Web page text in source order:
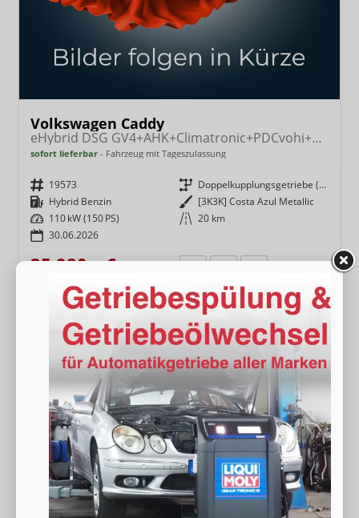
Volkswagen Caddy
eHybrid DSG GV4+AHK+Climatronic+PDCvohi+Cam+Regensens.+AppConnect
sofort lieferbar Fahrzeug mit Tageszulassung
Fahrzeugnr. 19573 Getriebe
Doppelkupplungsgetriebe (DSG)
Kraftstoff Hybrid Benzin Außenfarbe [3K3K] Costa Azul Metallic
Leistung 110 kW (150 PS) Kilometerstand 20 km
30.06.2026
35.980,– € Fahrzeug parken
Energieverbrauch (gewichtet, kombiniert):
1,80 l/100km + 14,50 kWh/100km
Kraftstoffverbrauch bei entladener Batterie
kombiniert:6,20 l/100km
Stromverbrauch bei rein elektrischem Betrieb
kombiniert: 19,10 kWh/100km
Elektrische Reichweite (EAER): 116 km
-Klasse (gewichtet, kombiniert): B
2-Klasse bei entladener Batterie: E
2-Emissionen (gewichtet, kombiniert):41,00 g/km